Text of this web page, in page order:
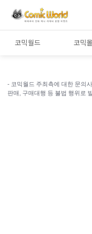
코믹월드 코믹
- 코믹월드 주최측에 대한 문의
판매, 구매대행 등 불법 행위로